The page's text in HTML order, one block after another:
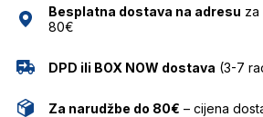
Besplatna dostava na adresu za
80€
DPD ili BOX NOW dostava (3-7
Za narudžbe do 80€ – cijena